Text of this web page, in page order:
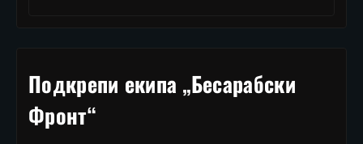
Подкрепи екипа „Бесарабски
Фронт“